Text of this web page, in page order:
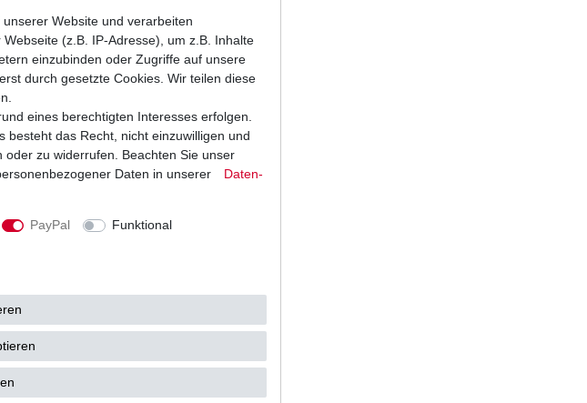
Website und verarbeiten
(z.B. IP-Adresse), um z.B. Inhalte
einzubinden oder Zugriffe auf unsere
durch gesetzte Cookies. Wir teilen diese
eines berechtigten Interesses erfolgen.
besteht das Recht, nicht einzuwilligen und
zu widerrufen. Beachten Sie unser
Daten in unserer
Daten­
PayPal
Funktional